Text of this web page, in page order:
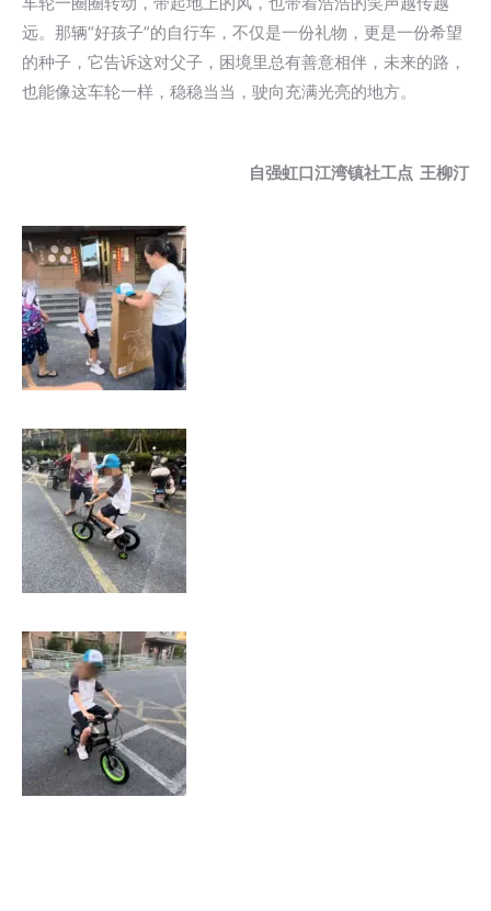
远。那辆“好孩子”的自行车，不仅是一份礼物，更是一份希望
的种子，它告诉这对父子，困境里总有善意相伴，未来的路，
也能像这车轮一样，稳稳当当，驶向充满光亮的地方。
自强虹口江湾镇社工点 王柳汀